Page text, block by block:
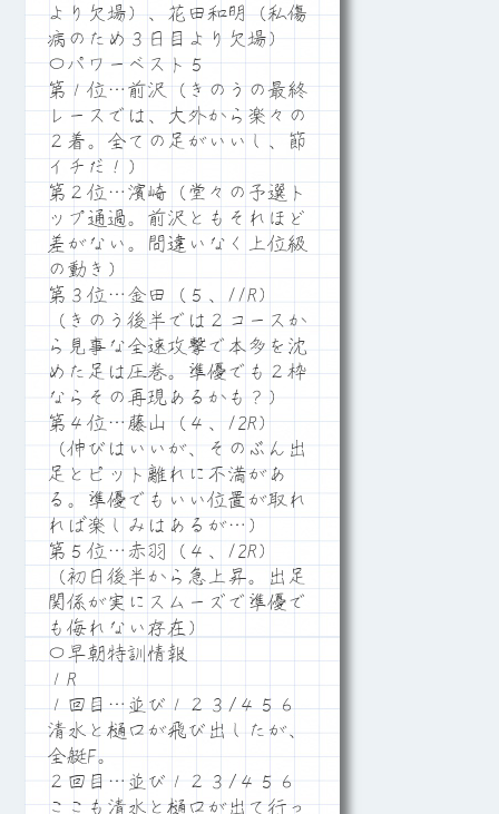
より欠場）、花田和明（私傷
病のため３日目より欠場）
〇パワーベスト５
第１位…前沢（きのうの最終
レースでは、大外から楽々の
２着。全ての足がいいし、節
イチだ！）
第２位…濱崎（堂々の予選ト
ップ通過。前沢ともそれほど
差がない。間違いなく上位級
の動き）
第３位…金田（５、11R）
（きのう後半では２コースか
ら見事な全速攻撃で本多を沈
めた足は圧巻。準優でも２枠
ならその再現あるかも？）
第４位…藤山（４、12R）
（伸びはいいが、そのぶん出
足とピット離れに不満があ
る。準優でもいい位置が取れ
れば楽しみはあるが…）
第５位…赤羽（４、12R）
（初日後半から急上昇。出足
関係が実にスムーズで準優で
も侮れない存在）
〇早朝特訓情報
１R
１回目…並び１２３/４５６
清水と樋口が飛び出したが、
全艇F。
２回目…並び１２３/４５６
ここも清水と樋口が出て行っ